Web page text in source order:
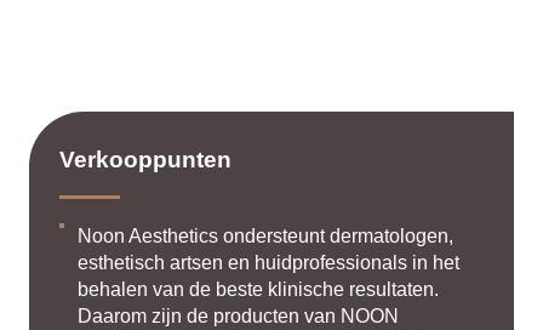
Verkooppunten
Noon Aesthetics ondersteunt dermatologen,
esthetisch artsen en huidprofessionals in het
behalen van de beste klinische resultaten.
Daarom zijn de producten van NOON